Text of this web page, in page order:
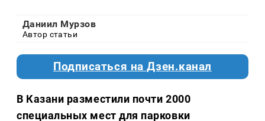
Даниил Мурзов
Автор статьи
Подписаться на Дзен.канал
В Казани разместили почти 2000
специальных мест для парковки